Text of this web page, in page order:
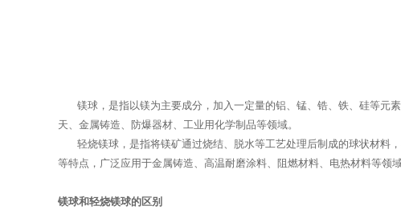
镁球，是指以镁为主要成分，加入一定量的铝、锰、锆、铁、硅等元
天、金属铸造、防爆器材、工业用化学制品等领域。
轻烧镁球，是指将镁矿通过烧结、脱水等工艺处理后制成的球状材料
等特点，广泛应用于金属铸造、高温耐磨涂料、阻燃材料、电热材料等领域
镁球和轻烧镁球的区别